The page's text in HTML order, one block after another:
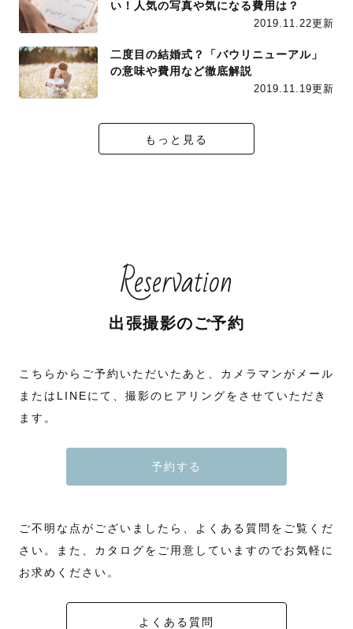
い！人気の写真や気になる費用は？
2019.11.22更新
二度目の結婚式？「バウリニューアル」
の意味や費用など徹底解説
2019.11.19更新
もっと見る
Reservation
出張撮影のご予約
こちらからご予約いただいたあと、カメラマンがメール
またはLINEにて、撮影のヒアリングをさせていただき
ます。
予約する
ご不明な点がございましたら、よくある質問をご覧くだ
さい。また、カタログをご用意していますのでお気軽に
お求めください。
よくある質問